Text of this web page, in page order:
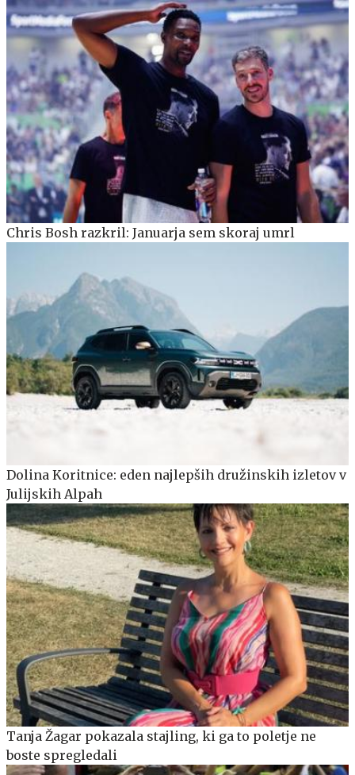
Chris Bosh razkril: Januarja sem skoraj umrl
Dolina Koritnice: eden najlepših družinskih izletov v
Julijskih Alpah
Tanja Žagar pokazala stajling, ki ga to poletje ne
boste spregledali